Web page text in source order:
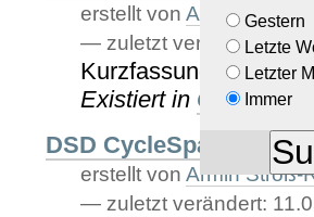
Gestern
Letzte
Letzter
Immer
erstellt vonArmin Stroß-
— zuletzt verändert:
Kurzfassung in
Existiert in QR-Codes
DSD CycleSpaces
erstellt vonArmin Stroß-
— zuletzt verändert: